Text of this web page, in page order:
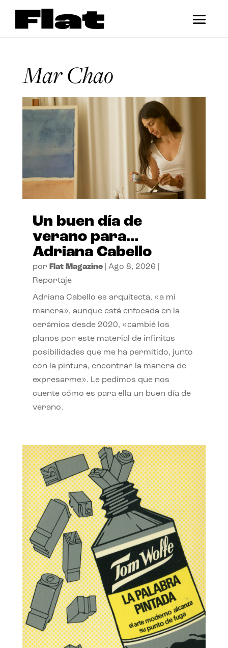
Mar Chao
Un buen día de
verano para…
Adriana Cabello
por Flat Magazine| Ago 8, 2026
Reportaje
Adriana Cabello es arquitecta, «a mi
manera», aunque está enfocada en la
cerámica desde 2020, «cambié los
planos por este material de infinitas
posibilidades que me ha permitido, junto
con la pintura, encontrar la manera de
expresarme». Le pedimos que nos
cuente cómo es para ella un buen día de
verano.